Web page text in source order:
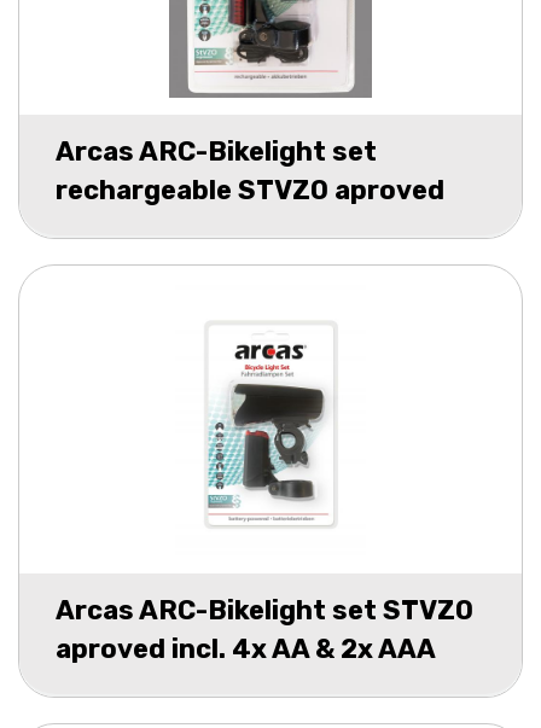
Arcas ARC-Bikelight set
rechargeable STVZO aproved
Arcas ARC-Bikelight set STVZO
aproved incl. 4x AA & 2x AAA